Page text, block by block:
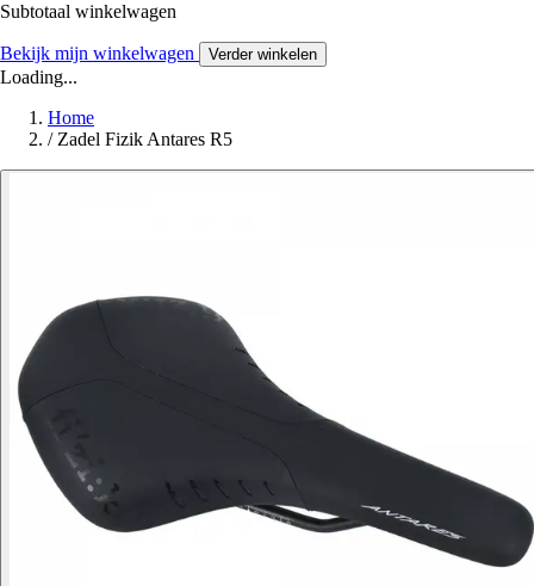
Subtotaal winkelwagen
Bekijk mijn winkelwagen Verder winkelen
Loading...
Home
/ Zadel Fizik Antares R5